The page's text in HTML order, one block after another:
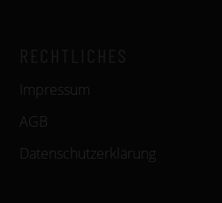
Impressum
AGB
Datenschutzerklärung